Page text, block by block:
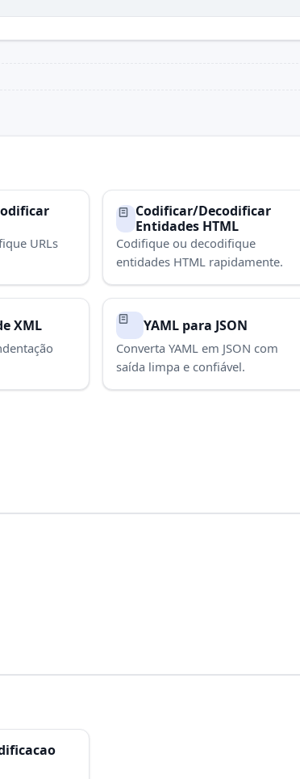
URLs
Codificar/Decodificar
Entidades HTML
Codifique ou decodifique
entidades HTML rapidamente.
XML YAML para JSON
Converta YAML em JSON com
saída limpa e confiável.